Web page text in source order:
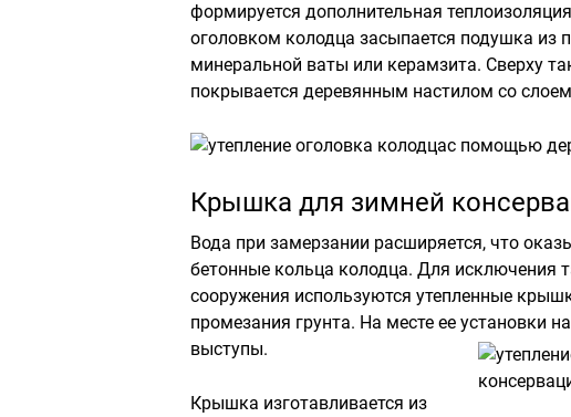
формируется дополнительная
оголовком колодца засыпается подушка из
минеральной ваты или керамзита. Сверху
покрывается деревянным настилом со
Крышка для зимней
Вода при замерзании расширяется, что
бетонные кольца колодца. Для исключения
сооружения используются утепленные
промезания грунта. На месте ее установки
выступы.
Крышка изготавливается из